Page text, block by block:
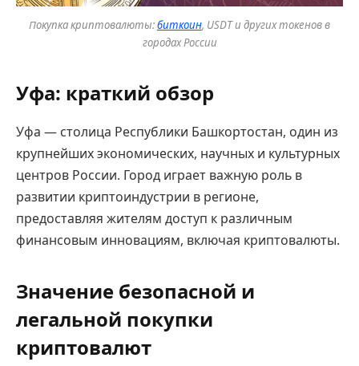
Покупка криптовалюты:биткоин, USDT и других токенов в
городах России
Уфа: краткий обзор
Уфа — столица Республики Башкортостан, один из
крупнейших экономических, научных и культурных
центров России. Город играет важную роль в
развитии криптоиндустрии в регионе,
предоставляя жителям доступ к различным
финансовым инновациям, включая криптовалюты.
Значение безопасной и
легальной покупки
криптовалют